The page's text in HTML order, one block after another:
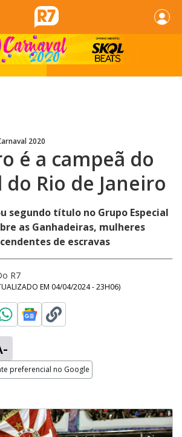
2020
é a campeã do
do Rio de Janeiro
segundo título no Grupo Especial
as Ganhadeiras, mulheres
de escravas
R7
EM 04/04/2024 - 23H06)
preferencial no Google